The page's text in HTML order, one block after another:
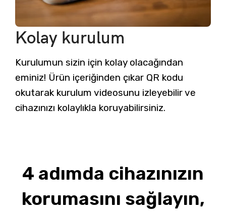
Kolay kurulum
Kurulumun sizin için kolay olacağından
eminiz! Ürün içeriğinden çıkar QR kodu
okutarak kurulum videosunu izleyebilir ve
cihazınızı kolaylıkla koruyabilirsiniz.
4 adımda cihazınızın
korumasını sağlayın,